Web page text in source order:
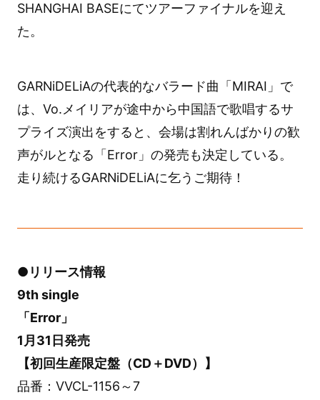
SHANGHAI BASEにてツアーファイナルを迎え
た。
GARNiDELiAの代表的なバラード曲「MIRAI」で
は、Vo.メイリアが途中から中国語で歌唱するサ
プライズ演出をすると、会場は割れんばかりの歓
声がルとなる「Error」の発売も決定している。
走り続けるGARNiDELiAに乞うご期待！
●リリース情報
9th single
「Error」
1月31日発売
【初回生産限定盤（CD＋DVD）】
品番：VVCL-1156～7